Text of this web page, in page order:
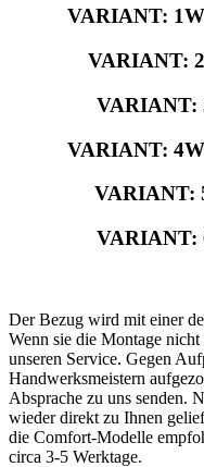
VARIANT:
VARIANT:
VARIANT:
VARIANT:
VARIANT:
VARIANT:
Der Bezug wird mit einer
Wenn sie die Montage
unseren Service. Gegen
Handwerksmeistern
Absprache zu uns senden.
wieder direkt zu Ihnen
die Comfort-Modelle
circa 3-5 Werktage.